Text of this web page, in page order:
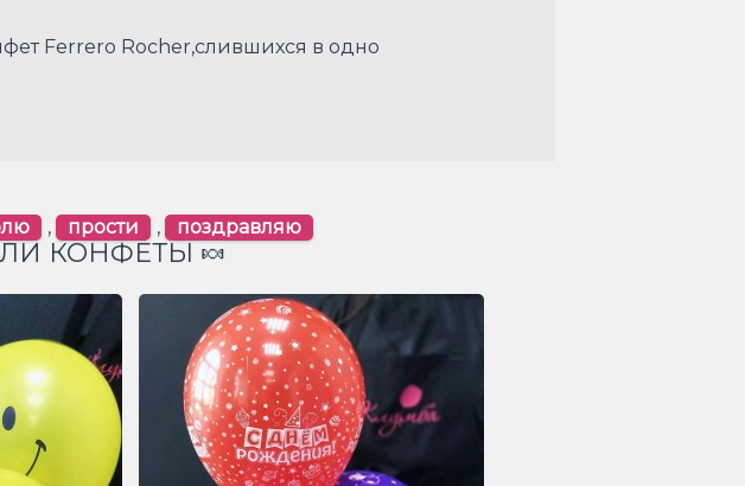
Ferrero Rocher,слившихся в одно
, прости , поздравляю
КОНФЕТЫ 🍬